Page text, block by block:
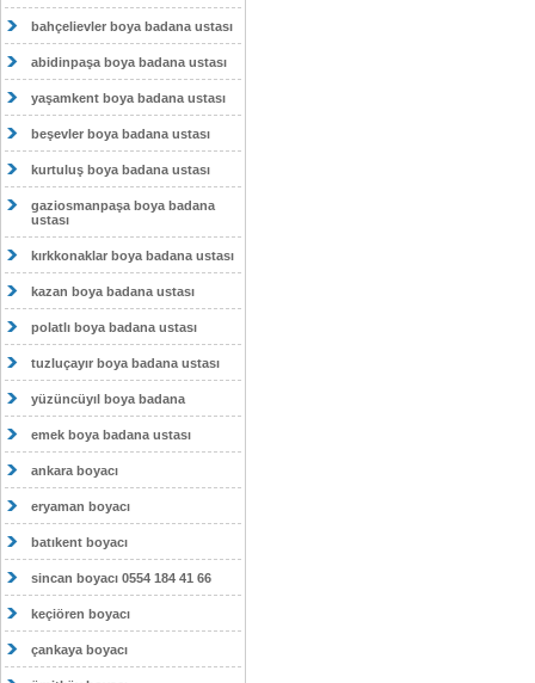
bahçelievler boya badana ustası
abidinpaşa boya badana ustası
yaşamkent boya badana ustası
beşevler boya badana ustası
kurtuluş boya badana ustası
gaziosmanpaşa boya badana
ustası
kırkkonaklar boya badana ustası
kazan boya badana ustası
polatlı boya badana ustası
tuzluçayır boya badana ustası
yüzüncüyıl boya badana
emek boya badana ustası
ankara boyacı
eryaman boyacı
batıkent boyacı
sincan boyacı 0554 184 41 66
keçiören boyacı
çankaya boyacı